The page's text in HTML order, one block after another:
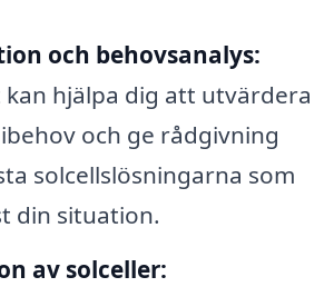
och behovsanalys:
kan hjälpa dig att utvärdera
och ge rådgivning
solcellslösningarna som
din situation.
av solceller: